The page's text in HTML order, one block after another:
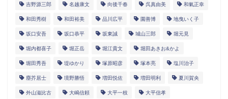
吉野源三郎 名越康文 向後千春 呉真由美 和氣正幸
和田秀樹 和田裕美 品川広平 園善博 地曳いく子
坂口安吾 坂口恭平 坂東誠 城山三郎 堀元見
堀内都喜子 堀正岳 堀江貴文 堀田あきお&かよ
堀田秀吾 堤ゆかり 塚原昭彦 塚本亮 塩川治子
塵芥居士 境野勝悟 増田悦佐 増田明利 夏川賀央
外山滋比古 大嶋信頼 大平一枝 大平信孝